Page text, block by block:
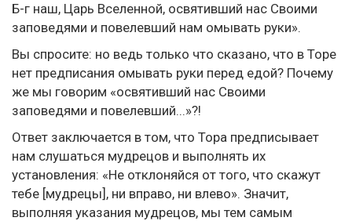
Б-г наш, Царь Вселенной, освятивший нас Своими
заповедями и повелевший нам омывать руки».
Вы спросите: но ведь только что сказано, что в Торе
нет предписания омывать руки перед едой? Почему
же мы говорим «освятивший нас Своими
заповедями и повелевший...»?!
Ответ заключается в том, что Тора предписывает
нам слушаться мудрецов и выполнять их
установления: «Не отклоняйся от того, что скажут
тебе [мудрецы], ни вправо, ни влево». Значит,
выполняя указания мудрецов, мы тем самым